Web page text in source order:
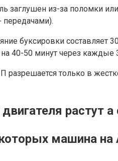
заглушен из-за поломки
передачами).
буксировки составляет
на 40-50 минут через каждые
только в
растут а
машина на